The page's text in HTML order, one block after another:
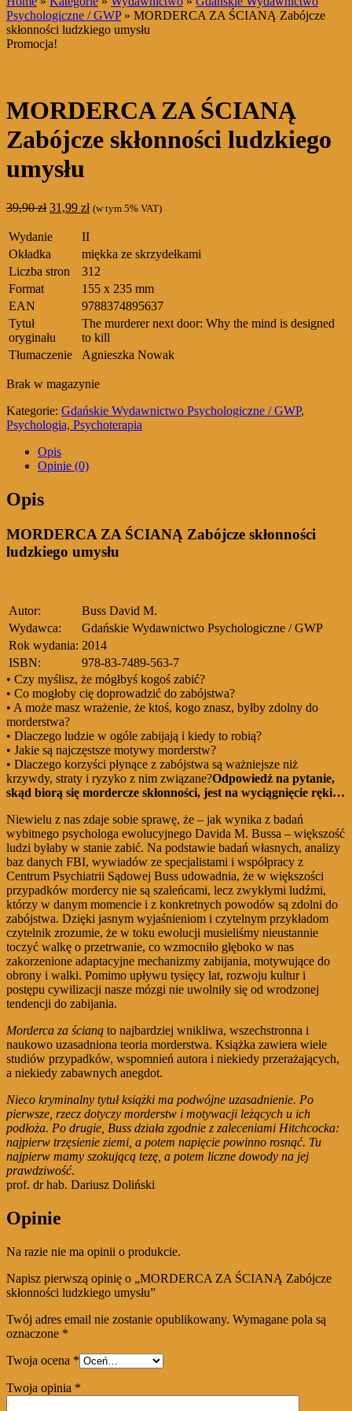
Psychologiczne / GWP» MORDERCA ZA ŚCIANĄ Zabójcze
skłonności ludzkiego umysłu
Promocja!
MORDERCA ZA ŚCIANĄ
Zabójcze skłonności ludzkiego
umysłu
39,90zł Pierwotna
wynosiła:
39,90 zł.
31,99 złAktualna
wynosi:
31,99 zł.
(w tym 5% VAT)
Wydanie
II
Okładka
miękka ze skrzydełkami
Liczba stron
312
Format
155 x 235 mm
EAN
9788374895637
Tytuł
oryginału
The murderer next door: Why the mind is designed
to kill
Tłumaczenie
Agnieszka Nowak
Brak w magazynie
Kategorie: Gdańskie Wydawnictwo Psychologiczne / GWP,
Psychologia, Psychoterapia
Opis
Opinie (0)
Opis
MORDERCA ZA ŚCIANĄ Zabójcze skłonności
ludzkiego umysłu
Autor:
Buss David M.
Wydawca:
Gdańskie Wydawnictwo Psychologiczne / GWP
Rok wydania: 2014
ISBN:
978-83-7489-563-7
• Czy myślisz, że mógłbyś kogoś zabić?
• Co mogłoby cię doprowadzić do zabójstwa?
• A może masz wrażenie, że ktoś, kogo znasz, byłby zdolny do
morderstwa?
• Dlaczego ludzie w ogóle zabijają i kiedy to robią?
• Jakie są najczęstsze motywy morderstw?
• Dlaczego korzyści płynące z zabójstwa są ważniejsze niż
krzywdy, straty i ryzyko z nim związane?Odpowiedź na pytanie,
skąd biorą się mordercze skłonności, jest na wyciągnięcie ręki…
Niewielu z nas zdaje sobie sprawę, że – jak wynika z badań
wybitnego psychologa ewolucyjnego Davida M. Bussa – większość
ludzi byłaby w stanie zabić. Na podstawie badań własnych, analizy
baz danych FBI, wywiadów ze specjalistami i współpracy z
Centrum Psychiatrii Sądowej Buss udowadnia, że w większości
przypadków mordercy nie są szaleńcami, lecz zwykłymi ludźmi,
którzy w danym momencie i z konkretnych powodów są zdolni do
zabójstwa. Dzięki jasnym wyjaśnieniom i czytelnym przykładom
czytelnik zrozumie, że w toku ewolucji musieliśmy nieustannie
toczyć walkę o przetrwanie, co wzmocniło głęboko w nas
zakorzenione adaptacyjne mechanizmy zabijania, motywujące do
obrony i walki. Pomimo upływu tysięcy lat, rozwoju kultur i
postępu cywilizacji nasze mózgi nie uwolniły się od wrodzonej
tendencji do zabijania.
Morderca za ścianą to najbardziej wnikliwa, wszechstronna i
naukowo uzasadniona teoria morderstwa. Książka zawiera wiele
studiów przypadków, wspomnień autora i niekiedy przerażających,
a niekiedy zabawnych anegdot.
Nieco kryminalny tytuł książki ma podwójne uzasadnienie. Po
pierwsze, rzecz dotyczy morderstw i motywacji leżących u ich
podłoża. Po drugie, Buss działa zgodnie z zaleceniami Hitchcocka:
najpierw trzęsienie ziemi, a potem napięcie powinno rosnąć. Tu
najpierw mamy szokującą tezę, a potem liczne dowody na jej
prawdziwość.
prof. dr hab. Dariusz Doliński
Opinie
Na razie nie ma opinii o produkcie.
Napisz pierwszą opinię o „MORDERCA ZA ŚCIANĄ Zabójcze
skłonności ludzkiego umysłu”
Twój adres email nie zostanie opublikowany. Wymagane pola są
oznaczone *
Twoja ocena *
Twoja opinia *